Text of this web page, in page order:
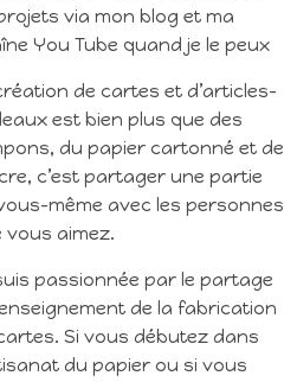
via mon blog et ma
You Tube quand je le peux
de cartes et d’articles-
est bien plus que des
du papier cartonné et de
c’est partager une partie
même avec les personnes
vous aimez.
passionnée par le partage
de la fabrication
Si vous débutez dans
du papier ou si vous